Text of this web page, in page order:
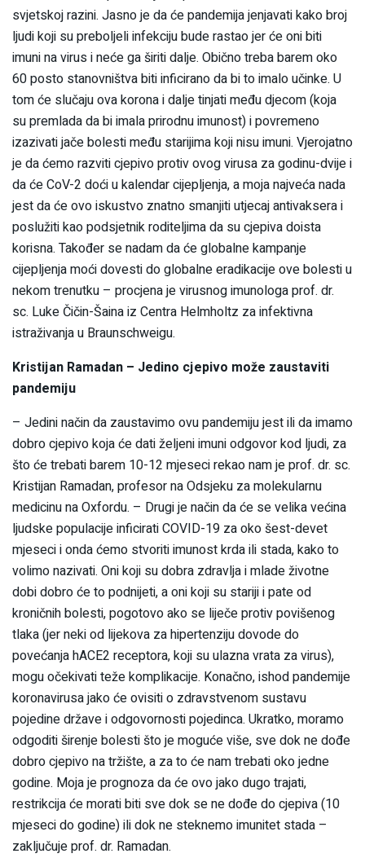
svjetskoj razini. Jasno je da će pandemija jenjavati kako broj
ljudi koji su preboljeli infekciju bude rastao jer će oni biti
imuni na virus i neće ga širiti dalje. Obično treba barem oko
60 posto stanovništva biti inficirano da bi to imalo učinke. U
tom će slučaju ova korona i dalje tinjati među djecom (koja
su premlada da bi imala prirodnu imunost) i povremeno
izazivati jače bolesti među starijima koji nisu imuni. Vjerojatno
je da ćemo razviti cjepivo protiv ovog virusa za godinu-dvije i
da će CoV-2 doći u kalendar cijepljenja, a moja najveća nada
jest da će ovo iskustvo znatno smanjiti utjecaj antivaksera i
poslužiti kao podsjetnik roditeljima da su cjepiva doista
korisna. Također se nadam da će globalne kampanje
cijepljenja moći dovesti do globalne eradikacije ove bolesti u
nekom trenutku – procjena je virusnog imunologa prof. dr.
sc. Luke Čičin-Šaina iz Centra Helmholtz za infektivna
istraživanja u Braunschweigu.
Kristijan Ramadan – Jedino cjepivo može zaustaviti
pandemiju
– Jedini način da zaustavimo ovu pandemiju jest ili da imamo
dobro cjepivo koja će dati željeni imuni odgovor kod ljudi, za
što će trebati barem 10-12 mjeseci rekao nam je prof. dr. sc.
Kristijan Ramadan, profesor na Odsjeku za molekularnu
medicinu na Oxfordu. – Drugi je način da će se velika većina
ljudske populacije inficirati COVID-19 za oko šest-devet
mjeseci i onda ćemo stvoriti imunost krda ili stada, kako to
volimo nazivati. Oni koji su dobra zdravlja i mlade životne
dobi dobro će to podnijeti, a oni koji su stariji i pate od
kroničnih bolesti, pogotovo ako se liječe protiv povišenog
tlaka (jer neki od lijekova za hipertenziju dovode do
povećanja hACE2 receptora, koji su ulazna vrata za virus),
mogu očekivati teže komplikacije. Konačno, ishod pandemije
koronavirusa jako će ovisiti o zdravstvenom sustavu
pojedine države i odgovornosti pojedinca. Ukratko, moramo
odgoditi širenje bolesti što je moguće više, sve dok ne dođe
dobro cjepivo na tržište, a za to će nam trebati oko jedne
godine. Moja je prognoza da će ovo jako dugo trajati,
restrikcija će morati biti sve dok se ne dođe do cjepiva (10
mjeseci do godine) ili dok ne steknemo imunitet stada –
zaključuje prof. dr. Ramadan.